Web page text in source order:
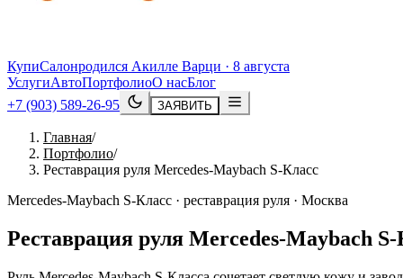
КупиСалонродился Акилле Варци · 8 августа
УслугиАвтоПортфолиоО насБлог
+7 (903) 589-26-95
ЗАЯВИТЬ
Главная/
Портфолио/
Реставрация руля Mercedes-Maybach S-Класс
Mercedes-Maybach S-Класс · реставрация руля · Москва
Реставрация руля Mercedes-Maybach S-